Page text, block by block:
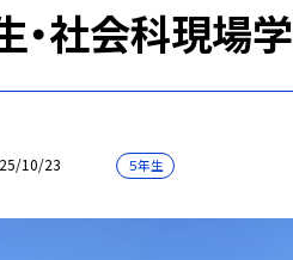
社会科現場
10/23 ５年生